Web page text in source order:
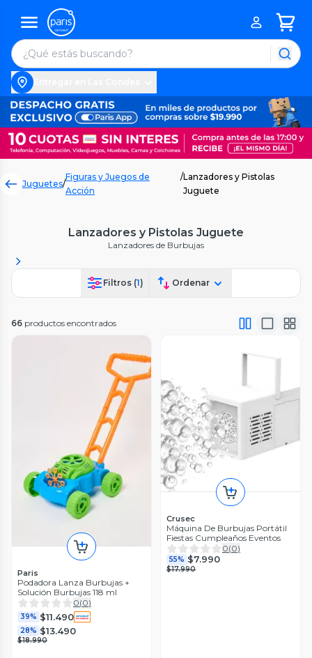
Juguetes/
Figuras y Juegos de
Acción
/Lanzadores y Pistolas
Juguete
Lanzadores y Pistolas Juguete
Lanzadores de Burbujas
Filtros (1) Ordenar
66 productos encontrados
Paris
Podadora Lanza Burbujas +
Solución Burbujas 118 ml
0(0)
39% $11.490
28% $13.490
$18.990
Crusec
Máquina De Burbujas Portátil
Fiestas Cumpleaños Eventos
0(0)
55% $7.990
$17.990